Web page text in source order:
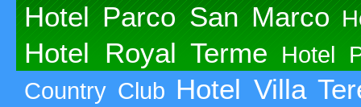
Hotel Parco San Marco
Hotel Royal Terme
Hotel
Country Club Hotel Villa